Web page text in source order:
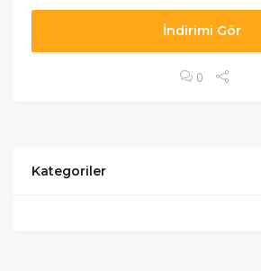
İndirimi Gör
0
Kategoriler